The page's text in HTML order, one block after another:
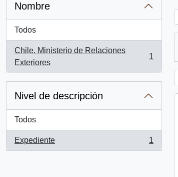
Nombre
Todos
Chile. Ministerio de Relaciones
Exteriores
, 1 resultados
1
Nivel de descripción
Todos
Expediente
, 1 resultados
1